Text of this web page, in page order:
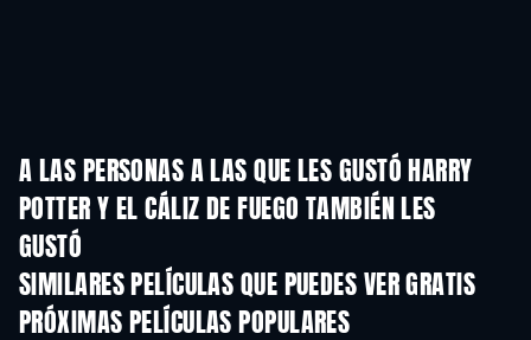
A LAS PERSONAS A LAS QUE LES GUSTÓ HARRY
POTTER Y EL CÁLIZ DE FUEGO TAMBIÉN LES
GUSTÓ
SIMILARES PELÍCULAS QUE PUEDES VER GRATIS
PRÓXIMAS PELÍCULAS POPULARES